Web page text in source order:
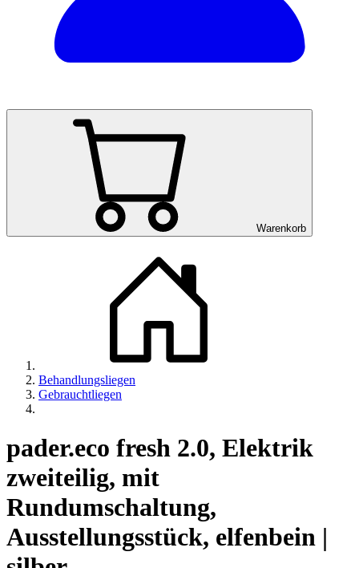
Warenkorb
Behandlungsliegen
Gebrauchtliegen
pader.eco fresh 2.0, Elektrik
zweiteilig, mit
Rundumschaltung,
Ausstellungsstück, elfenbein |